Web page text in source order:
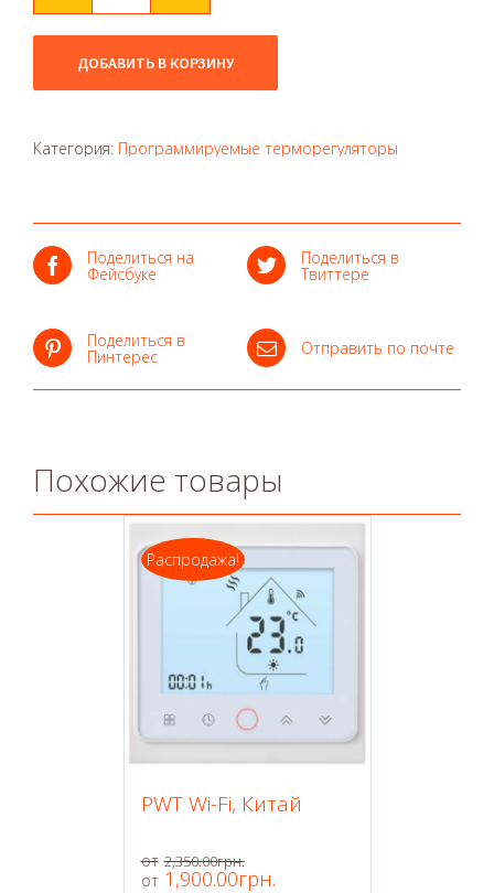
ДОБАВИТЬ В КОРЗИНУ
Категория: Программируемые терморегуляторы
Поделиться на
Фейсбуке
Поделиться в
Твиттере
Поделиться в
Пинтерес Отправить по почте
Похожие товары
Распродажа!
PWT Wi-Fi, Китай
2,350.00грн.
1,900.00грн.